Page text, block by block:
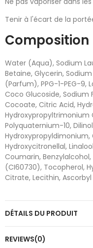
Tenir à l'écart de la
Composition
Water (Aqua), Sodium
Betaine, Glycerin,
(Parfum), PPG-1-PEG-9,
Coco Glucoside, Sodium
Cocoate, Citric Acid,
Hydroxypropyltrimonium
Polyquaternium-10,
Hydroxypropyldimonium,
Hydroxycitronellal,
Coumarin, Benzylalcohol,
(CI60730), Tocopherol,
Citrate, Lecithin,
DÉTAILS DU PRODUIT
REVIEWS(0)